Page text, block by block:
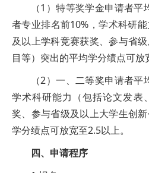
（1）特等奖学金申请者
者专业排名前10%，学术科研
及以上学科竞赛获奖、参与省
目等）突出的平均学分绩点可放
（2）一、二等奖申请者平
学术科研能力（包括论文发表
奖、参与省级及以上大学生创
学分绩点可放宽至2.5以上。
四、申请程序